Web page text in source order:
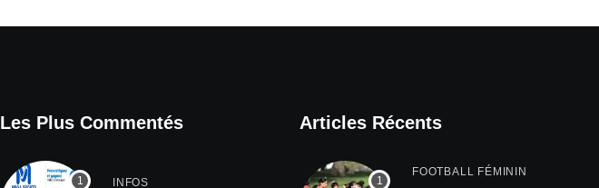
Les Plus Commentés
INFOS
Articles Récents
FOOTBALL FÉMININ